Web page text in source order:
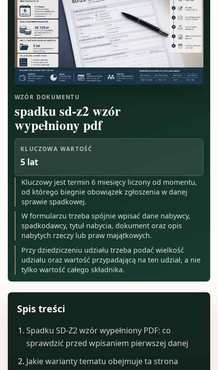
WZÓR DOKUMENTU
spadku sd-z2 wzór
wypełniony pdf
KLUCZOWA WARTOŚĆ
5 lat
Kluczowy jest termin 6 miesięcy liczony od momentu,
od którego biegnie obowiązek zgłoszenia w danej
sprawie spadkowej.
W formularzu trzeba spójnie wpisać dane nabywcy,
spadkodawcy, tytuł nabycia, dokument oraz opis
nabytych rzeczy lub praw majątkowych.
Przy dziedziczeniu udziału trzeba podać wielkość
udziału oraz wartość przypadającą na ten udział, a nie
tylko wartość całego składnika.
Spis treści
Spadku SD-Z2 wzór wypełniony PDF: co
sprawdzić przed wpisaniem pierwszej danej
Jakie warianty tematu obejmuje ta strona